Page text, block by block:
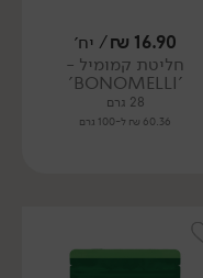
16.90
₪/ יח׳
חליטת קמומיל -
'BONOMELLI'
28 גרם
60.36 ₪ ל-100 גרם